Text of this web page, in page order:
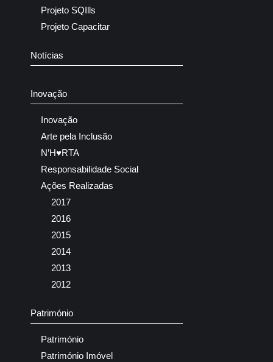
Projeto SQIlls
Projeto Capacitar
Notícias
Inovação
Inovação
Arte pela Inclusão
N’H♥RTA
Responsabilidade Social
Ações Realizadas
2017
2016
2015
2014
2013
2012
Património
Património
Património Imóvel